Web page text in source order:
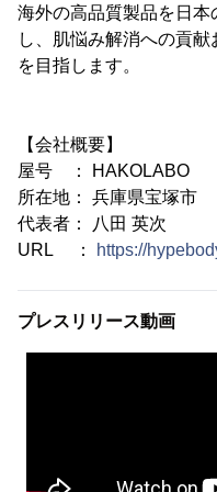
海外の高品質製品を日
し、肌悩み解消への貢
を目指します。
【会社概要】
屋号 ： HAKOLABO
所在地： 兵庫県宝塚市
代表者： 八田 英次
URL ：
https://
プレスリリース動画